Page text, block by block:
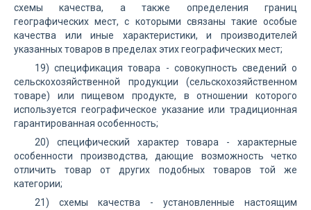
схемы качества, а также определения границ
географических мест, с которыми связаны такие особые
качества или иные характеристики, и производителей
указанных товаров в пределах этих географических мест;
19) спецификация товара - совокупность сведений о
сельскохозяйственной продукции (сельскохозяйственном
товаре) или пищевом продукте, в отношении которого
используется географическое указание или традиционная
гарантированная особенность;
20) специфический характер товара - характерные
особенности производства, дающие возможность четко
отличить товар от других подобных товаров той же
категории;
21) схемы качества - установленные настоящим